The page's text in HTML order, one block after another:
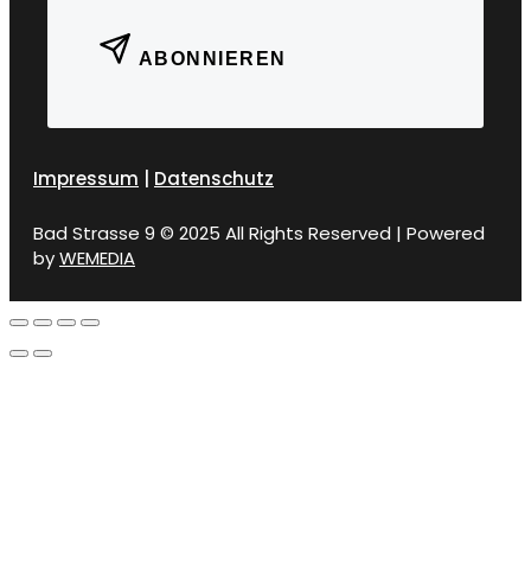
ABONNIEREN
Impressum | Datenschutz
Bad Strasse 9 © 2025 All Rights Reserved | Powered
byWEMEDIA